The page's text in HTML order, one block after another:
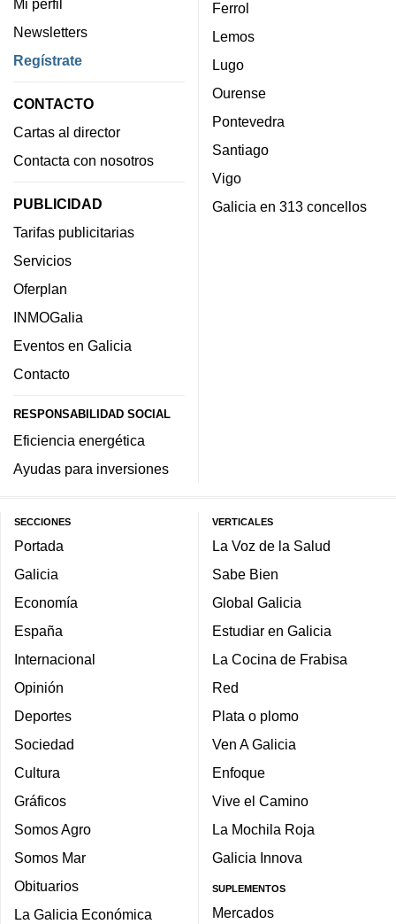
Mi perfil
Newsletters
Regístrate
CONTACTO
Cartas al director
Contacta con nosotros
PUBLICIDAD
Tarifas publicitarias
Servicios
Oferplan
INMOGalia
Eventos en Galicia
Contacto
RESPONSABILIDAD SOCIAL
Eficiencia energética
Ayudas para inversiones
Ferrol
Lemos
Lugo
Ourense
Pontevedra
Santiago
Vigo
Galicia en 313 concellos
SECCIONES
Portada
Galicia
Economía
España
Internacional
Opinión
Deportes
Sociedad
Cultura
Gráficos
Somos Agro
Somos Mar
Obituarios
La Galicia Económica
VERTICALES
La Voz de la Salud
Sabe Bien
Global Galicia
Estudiar en Galicia
La Cocina de Frabisa
Red
Plata o plomo
Ven A Galicia
Enfoque
Vive el Camino
La Mochila Roja
Galicia Innova
SUPLEMENTOS
Mercados